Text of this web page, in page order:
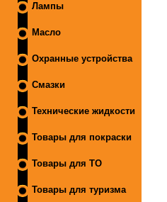
Лампы
Масло
Охранные устройства
Смазки
Технические жидкости
Товары для покраски
Товары для ТО
Товары для туризма